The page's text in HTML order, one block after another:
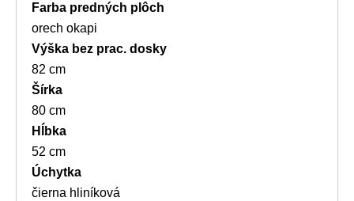
Farba predných plôch
orech okapi
Výška bez prac. dosky
82 cm
Šírka
80 cm
Hĺbka
52 cm
Úchytka
čierna hliníková